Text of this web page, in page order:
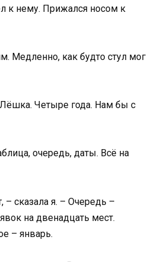
к нему. Прижался носом к
Медленно, как будто стул мог
Четыре года. Нам бы с
очередь, даты. Всё на
– сказала я. – Очередь –
на двенадцать мест.
– январь.